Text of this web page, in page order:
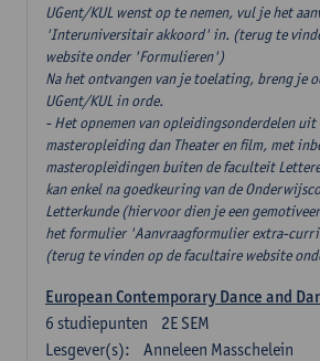
UGent/KUL wenst op te nemen, vul je het
'Interuniversitair akkoord' in. (terug te
website onder 'Formulieren')
Na het ontvangen van je toelating, breng je
UGent/KUL in orde.
- Het opnemen van opleidingsonderdelen uit
masteropleiding dan Theater en film, met
masteropleidingen buiten de faculteit
kan enkel na goedkeuring van de
Letterkunde (hiervoor dien je een
het formulier 'Aanvraagformulier extra-
(terug te vinden op de facultaire website
European Contemporary Dance and
2E SEM
6 studiepunten
Lesgever(s):
Anneleen Masschelein